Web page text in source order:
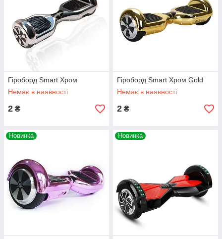
Гіроборд Smart Хром
Немає в наявності
2 ₴
Гіроборд Smart Хром Gold
Немає в наявності
2 ₴
Новинка Новинка